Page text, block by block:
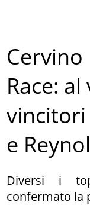
Race:
vincitori
e
Diversi i
confermato la